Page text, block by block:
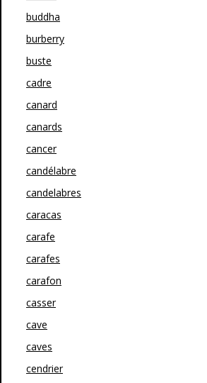
buddha
burberry
buste
cadre
canard
canards
cancer
candélabre
candelabres
caracas
carafe
carafes
carafon
casser
cave
caves
cendrier